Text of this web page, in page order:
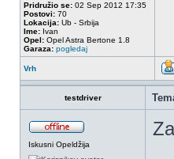
Pridružio se: 02 Sep 2012 17:35
Postovi: 70
Lokacija: Ub - Srbija
Ime: Ivan
Opel: Opel Astra Bertone 1.8
Garaza: pogledaj
Vrh
testdriver
Iskusni Opeldžija